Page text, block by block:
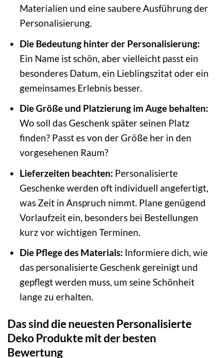
Materialien und eine saubere Ausführung der
Personalisierung.
Die Bedeutung hinter der Personalisierung:
Ein Name ist schön, aber vielleicht passt ein
besonderes Datum, ein Lieblingszitat oder ein
gemeinsames Erlebnis besser.
Die Größe und Platzierung im Auge behalten:
Wo soll das Geschenk später seinen Platz
finden? Passt es von der Größe her in den
vorgesehenen Raum?
Lieferzeiten beachten: Personalisierte
Geschenke werden oft individuell angefertigt,
was Zeit in Anspruch nimmt. Plane genügend
Vorlaufzeit ein, besonders bei Bestellungen
kurz vor wichtigen Terminen.
Die Pflege des Materials: Informiere dich, wie
das personalisierte Geschenk gereinigt und
gepflegt werden muss, um seine Schönheit
lange zu erhalten.
Das sind die neuesten Personalisierte
Deko Produkte mit der besten
Bewertung